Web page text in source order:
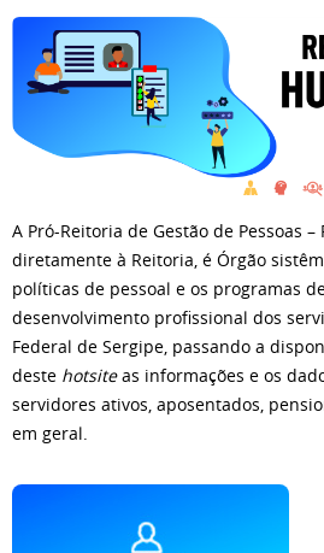
A Pró-Reitoria de Gestão de Pessoas –
diretamente à Reitoria, é Órgão
políticas de pessoal e os programas
desenvolvimento profissional dos
Federal de Sergipe, passando a
deste hotsiteas informações e os
servidores ativos, aposentados,
em geral.